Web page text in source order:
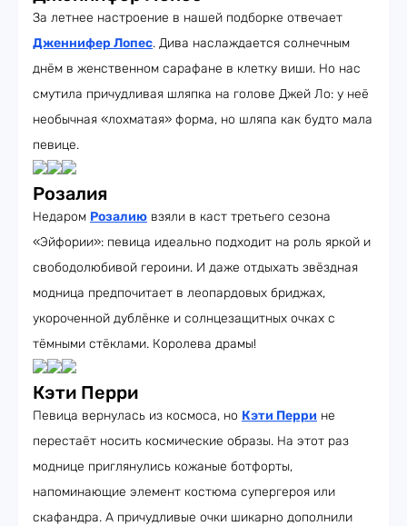
За летнее настроение в нашей подборке отвечает
Дженнифер Лопес. Дива наслаждается солнечным
днём в женственном сарафане в клетку виши. Но нас
смутила причудливая шляпка на голове Джей Ло: у неё
необычная «лохматая» форма, но шляпа как будто мала
певице.
Розалия
Недаром Розалию взяли в каст третьего сезона
«Эйфории»: певица идеально подходит на роль яркой и
свободолюбивой героини. И даже отдыхать звёздная
модница предпочитает в леопардовых бриджах,
укороченной дублёнке и солнцезащитных очках с
тёмными стёклами. Королева драмы!
Кэти Перри
Певица вернулась из космоса, но Кэти Перри не
перестаёт носить космические образы. На этот раз
моднице приглянулись кожаные ботфорты,
напоминающие элемент костюма супергероя или
скафандра. А причудливые очки шикарно дополнили